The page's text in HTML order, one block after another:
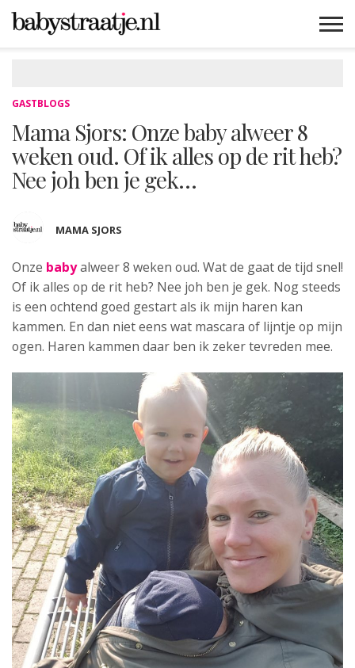
GASTBLOGS
Mama Sjors: Onze baby alweer 8
weken oud. Of ik alles op de rit heb?
Nee joh ben je gek…
MAMA SJORS
Onze babyalweer 8 weken oud. Wat de gaat de tijd snel!
Of ik alles op de rit heb? Nee joh ben je gek. Nog steeds
is een ochtend goed gestart als ik mijn haren kan
kammen. En dan niet eens wat mascara of lijntje op mijn
ogen. Haren kammen daar ben ik zeker tevreden mee.